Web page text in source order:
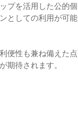
プを活用した公的個
としての利用が可能
便性も兼ね備えた点
待されます。